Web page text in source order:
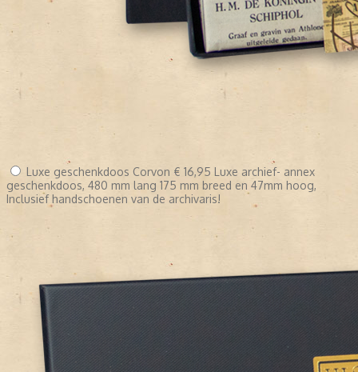
Luxe geschenkdoos Corvon € 16,95 Luxe archief- annex
geschenkdoos, 480 mm lang 175 mm breed en 47mm hoog,
Inclusief handschoenen van de archivaris!